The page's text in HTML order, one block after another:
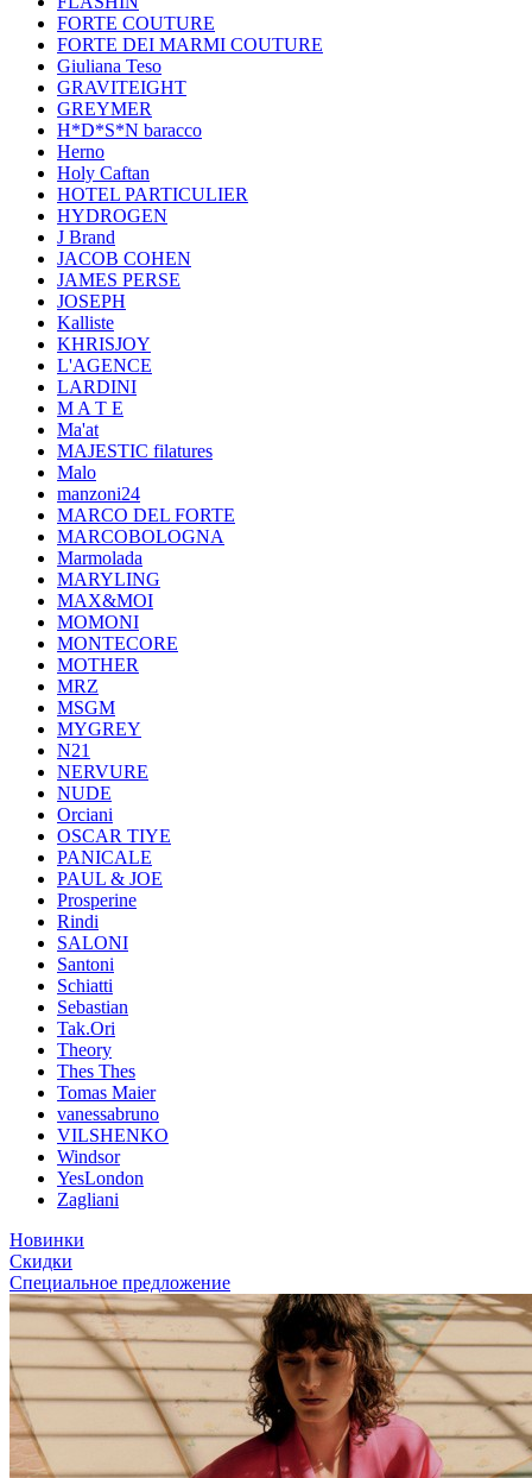
FORTE COUTURE
FORTE DEI MARMI COUTURE
Giuliana Teso
GRAVITEIGHT
GREYMER
H*D*S*N baracco
Herno
Holy Caftan
HOTEL PARTICULIER
HYDROGEN
J Brand
JACOB COHEN
JAMES PERSE
JOSEPH
Kalliste
KHRISJOY
L'AGENCE
LARDINI
M A T E
Ma'at
MAJESTIC filatures
Malo
manzoni24
MARCO DEL FORTE
MARCOBOLOGNA
Marmolada
MARYLING
MAX&MOI
MOMONI
MONTECORE
MOTHER
MRZ
MSGM
MYGREY
N21
NERVURE
NUDE
Orciani
OSCAR TIYE
PANICALE
PAUL & JOE
Prosperine
Rindi
SALONI
Santoni
Schiatti
Sebastian
Tak.Ori
Theory
Thes Thes
Tomas Maier
vanessabruno
VILSHENKO
Windsor
YesLondon
Zagliani
Новинки
Скидки
Специальное предложение